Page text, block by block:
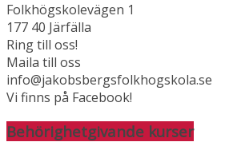
Folkhögskolevägen 1
177 40 Järfälla
Ring till oss!
Maila till oss
info@jakobsbergsfolkhogskola.se
Vi finns på Facebook!
Behörighetgivande kurser